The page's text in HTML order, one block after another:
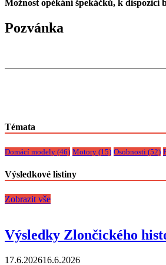
Možnost opékání špekáčků, k dispozici
Pozvánka
Témata
Domácí modely (46) Motory (15) Osobnosti (52)
Výsledkové listiny
Zobrazit vše
Výsledky Zlončického
17.6.202616.6.2026